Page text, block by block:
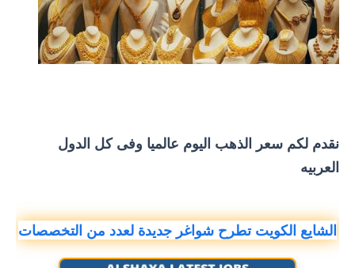
نقدم لكم سعر الذهب اليوم عالميا وفى كل الدول
العربيه
الشايع الكويت تطرح شواغر جديدة لعدد من التخصصات